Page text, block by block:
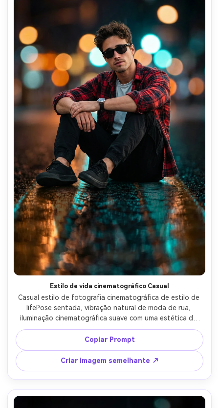
Estilo de vida cinematográfico Casual
Casual estilo de fotografia cinematográfica de estilo de
lifePose sentada, vibração natural de moda de rua,
iluminação cinematográfica suave com uma estética de
estilo de vida moderno.
Copiar Prompt
Criar imagem semelhante ↗